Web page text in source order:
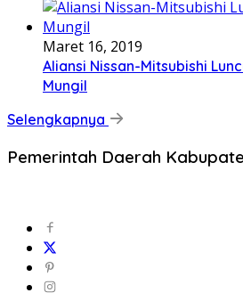
Maret 16, 2019
Aliansi Nissan-Mitsubishi
Mungil
Selengkapnya
Pemerintah Daerah